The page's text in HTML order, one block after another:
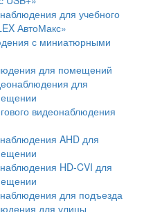
для учебного
АвтоМакс»
с миниатюрными
для помещений
для
видеонаблюдения
AHD для
HD-CVI для
для подъезда
для улицы